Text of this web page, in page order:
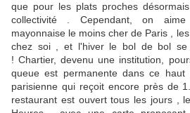
que pour les plats proches
collectivité . Cependant, on aime
mayonnaise le moins cher de Paris ,
chez soi , et l'hiver le bol de bol
! Chartier, devenu une institution,
queue est permanente dans ce
parisienne qui reçoit encore près de
restaurant est ouvert tous les jours ,